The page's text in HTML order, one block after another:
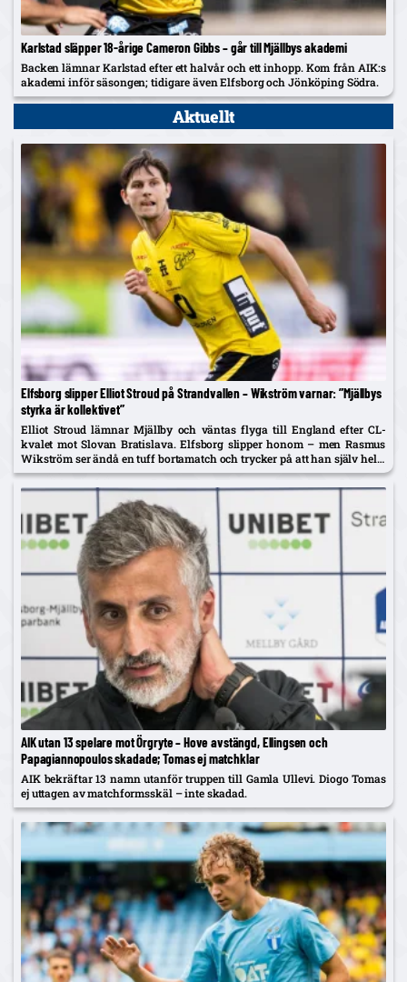
Karlstad släpper 18-årige Cameron Gibbs – går till Mjällbys akademi
Backen lämnar Karlstad efter ett halvår och ett inhopp. Kom från AIK:s
akademi inför säsongen; tidigare även Elfsborg och Jönköping Södra.
Aktuellt
Elfsborg slipper Elliot Stroud på Strandvallen – Wikström varnar: ”Mjällbys
styrka är kollektivet”
Elliot Stroud lämnar Mjällby och väntas flyga till England efter CL-
kvalet mot Slovan Bratislava. Elfsborg slipper honom – men Rasmus
Wikström ser ändå en tuff bortamatch och trycker på att han själv helst
spelar mittback.
AIK utan 13 spelare mot Örgryte – Hove avstängd, Ellingsen och
Papagiannopoulos skadade; Tomas ej matchklar
AIK bekräftar 13 namn utanför truppen till Gamla Ullevi. Diogo Tomas
ej uttagen av matchformsskäl – inte skadad.